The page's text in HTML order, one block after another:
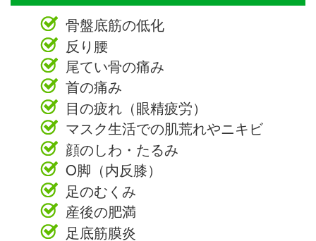
骨盤底筋の低化
反り腰
尾てい骨の痛み
首の痛み
目の疲れ（眼精疲労）
マスク生活での肌荒れやニキビ
顔のしわ・たるみ
O脚（内反膝）
足のむくみ
産後の肥満
足底筋膜炎